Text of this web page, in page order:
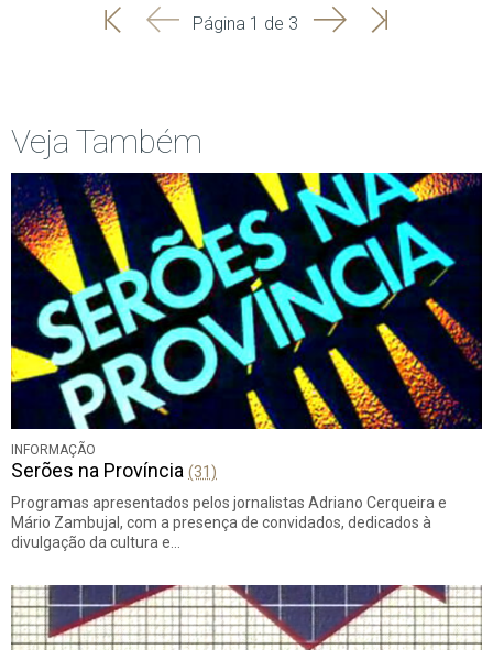
'
'
Página 1 de 3 SeguinteÚltima
Veja Também
INFORMAÇÃO
Serões na Província (31)
Programas apresentados pelos jornalistas Adriano Cerqueira e
Mário Zambujal, com a presença de convidados, dedicados à
divulgação da cultura e…